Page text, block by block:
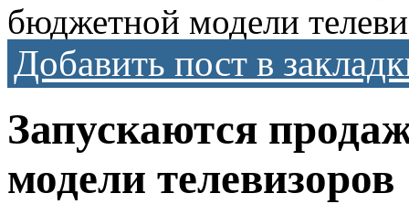
бюджетной модели
Добавить пост в
Запускаются
модели телевизоров